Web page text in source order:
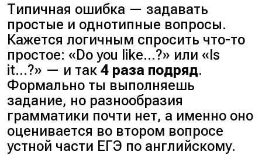
Типичная ошибка — задавать
простые и однотипные вопросы.
Кажется логичным спросить что-то
простое: «Do you like…?» или «Is
it…?» — и так4 раза подряд.
Формально ты выполняешь
задание, но разнообразия
грамматики почти нет, а именно оно
оценивается во втором вопросе
устной части ЕГЭ по английскому.